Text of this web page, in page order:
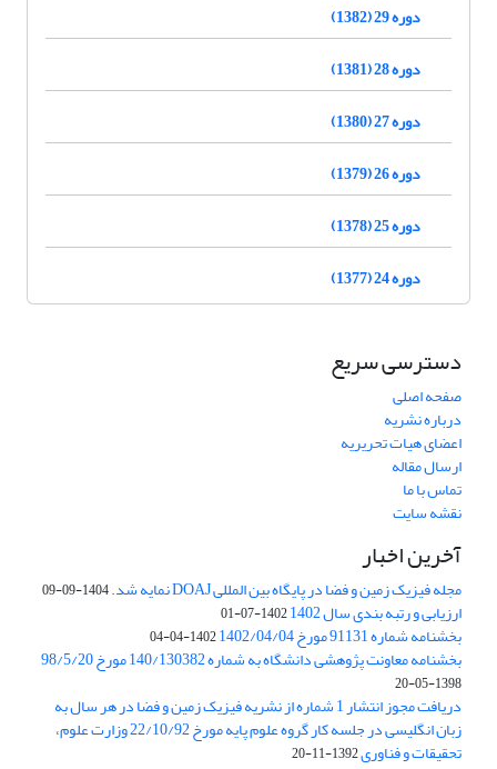
دوره 29 (1382)
دوره 28 (1381)
دوره 27 (1380)
دوره 26 (1379)
دوره 25 (1378)
دوره 24 (1377)
دسترسی سریع
صفحه اصلی
درباره نشریه
اعضای هیات تحریریه
ارسال مقاله
تماس با ما
نقشه سایت
آخرین اخبار
مجله فیزیک زمین و فضا در پایگاه بین المللی DOAJ نمایه شد. 1404-09-09
ارزیابی و رتبه بندی سال 1402 1402-07-01
بخشنامه شماره 91131 مورخ 1402/04/04 1402-04-04
بخشنامه معاونت پژوهشی دانشگاه به شماره 140/130382 مورخ 98/5/20
1398-05-20
دریافت مجوز انتشار 1 شماره از نشریه فیزیک زمین و فضا در هر سال به
زبان انگلیسی در جلسه کار گروه علوم پایه مورخ 22/10/92 وزارت علوم،
تحقیقات و فناوری1392-11-20